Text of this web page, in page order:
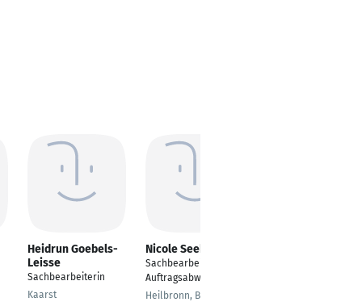
Heidrun Goebels-
Leisse
Sachbearbeiterin
Kaarst
Nicole Seebold
Sachbearbeiterin
Auftragsabwicklung
Heilbronn, Baden-